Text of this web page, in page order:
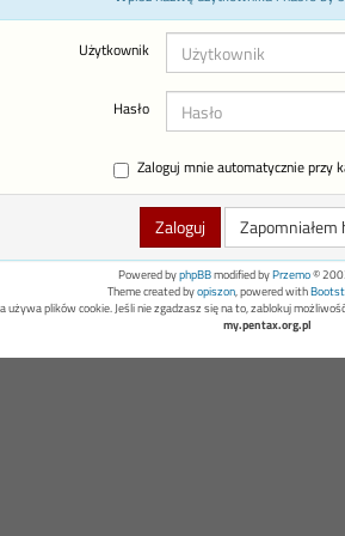
Użytkownik
Hasło
Zaloguj mnie automatycznie przy
Zapomniałem
Powered byphpBBmodified byPrzemo©
Theme created byopiszon, powered with
używa plików cookie. Jeśli nie zgadzasz się na to, zablokuj
my.pentax.org.pl